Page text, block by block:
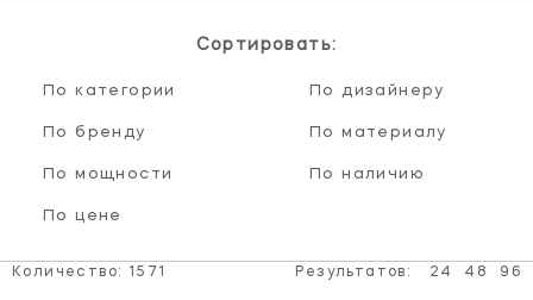
Сортировать:
По категории По дизайнеру
По бренду По материалу
По мощности По наличию
По цене
Количество: 1571 Результатов: 24 48 96